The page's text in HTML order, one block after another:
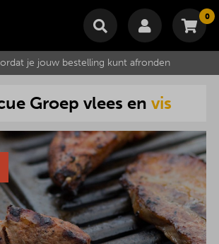
0
is momenteel leeg.
Subtotaal €
Wijzig winkelmand Bestellen
je jouw bestelling kunt afronden
Groep vlees en vis